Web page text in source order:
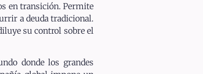
en transición. Permite
a deuda tradicional.
su control sobre el
donde los grandes